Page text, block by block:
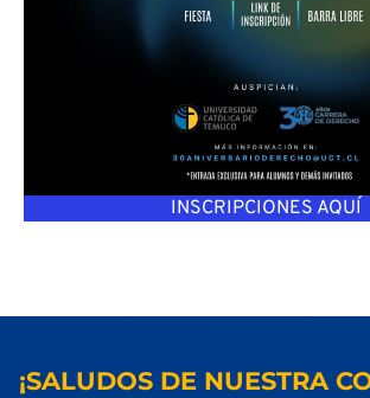
INSCRIPCIONES AQUÍ
¡SALUDOS DE NUESTRA